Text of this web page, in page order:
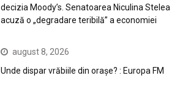
decizia Moody’s. Senatoarea Niculina Stelea
acuză o „degradare teribilă” a economiei
august 8, 2026
Unde dispar vrăbiile din orașe? : Europa FM